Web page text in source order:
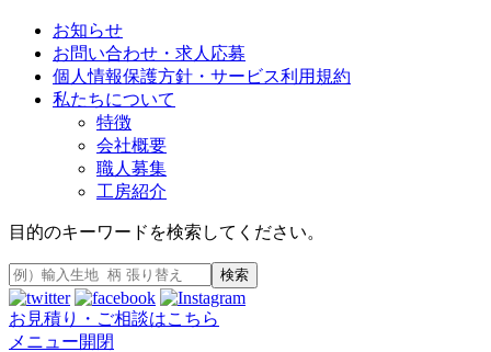
お知らせ
お問い合わせ・求人応募
個人情報保護方針・サービス利用規約
私たちについて
特徴
会社概要
職人募集
工房紹介
目的のキーワードを検索してください。
検索
お見積り・ご相談はこちら
メニュー開閉